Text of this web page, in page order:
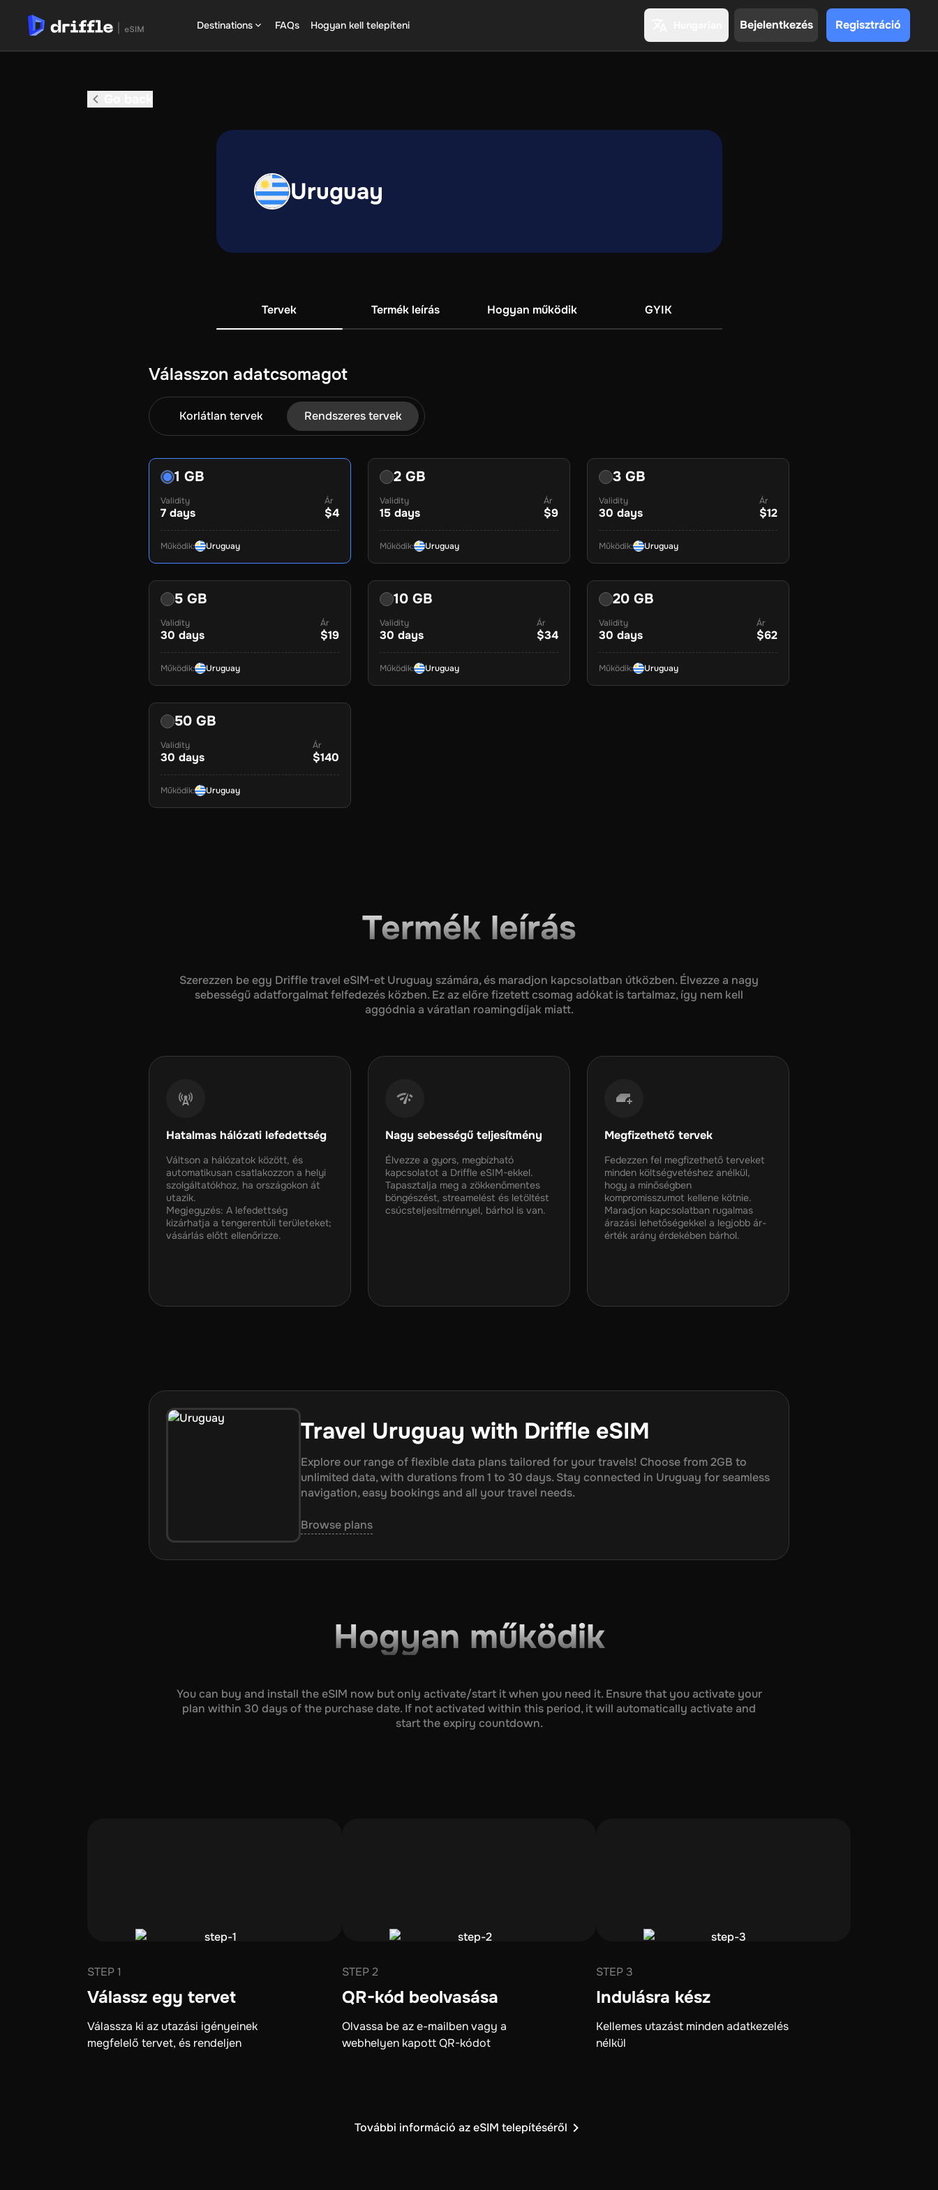
Destinations FAQs Hogyan kell telepíteni Bejelentkezés Regisztráció
Uruguay
Tervek Termék leírás Hogyan működik GYIK
Válasszon adatcsomagot
Korlátlan tervek Rendszeres tervek
1 GB
Validity
7 days
Ár
$4
Működik: Uruguay
2 GB
Validity
15 days
Ár
$9
Működik: Uruguay
3 GB
Validity
30 days
Ár
$12
Működik: Uruguay
5 GB
Validity
30 days
Ár
$19
Működik: Uruguay
10 GB
Validity
30 days
Ár
$34
Működik: Uruguay
20 GB
Validity
30 days
Ár
$62
Működik: Uruguay
50 GB
Validity
30 days
Ár
$140
Működik: Uruguay
Termék leírás
Szerezzen be egy Driffle travel eSIM-et Uruguay számára, és maradjon kapcsolatban útközben. Élvezze a nagy
sebességű adatforgalmat felfedezés közben. Ez az előre fizetett csomag adókat is tartalmaz, így nem kell
aggódnia a váratlan roamingdíjak miatt.
Hatalmas hálózati lefedettség
Váltson a hálózatok között, és
automatikusan csatlakozzon a helyi
szolgáltatókhoz, ha országokon át
utazik.
Megjegyzés: A lefedettség
kizárhatja a tengerentúli területeket;
vásárlás előtt ellenőrizze.
Nagy sebességű teljesítmény
Élvezze a gyors, megbízható
kapcsolatot a Driffle eSIM-ekkel.
Tapasztalja meg a zökkenőmentes
böngészést, streamelést és letöltést
csúcsteljesítménnyel, bárhol is van.
Megfizethető tervek
Fedezzen fel megfizethető terveket
minden költségvetéshez anélkül,
hogy a minőségben
kompromisszumot kellene kötnie.
Maradjon kapcsolatban rugalmas
árazási lehetőségekkel a legjobb ár-
érték arány érdekében bárhol.
Travel Uruguay with Driffle eSIM
Explore our range of flexible data plans tailored for your travels! Choose from 2GB to
unlimited data, with durations from1 to 30 days. Stay connected in Uruguay for seamless
navigation, easy bookings and all your travel needs.
Browse plans
Hogyan működik
You can buy and install the eSIM now but only activate/start it when you need it. Ensure that you activate your
plan within 30 days of the purchase date. If not activated within this period, it will automatically activate and
start the expiry countdown.
STEP 1
Válassz egy tervet
Válassza ki az utazási igényeinek
megfelelő tervet, és rendeljen
STEP 2
QR-kód beolvasása
Olvassa be az e-mailben vagy a
webhelyen kapott QR-kódot
STEP 3
Indulásra kész
Kellemes utazást minden adatkezelés
nélkül
További információ az eSIM telepítéséről